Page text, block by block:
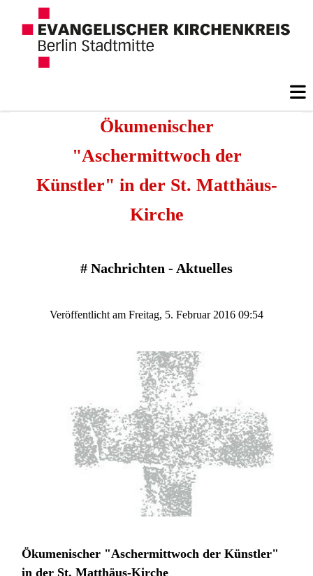
Ökumenischer
"Aschermittwoch der
Künstler" in der St. Matthäus-
Kirche
# Nachrichten - Aktuelles
Veröffentlicht am Freitag, 5. Februar 2016 09:54
Ökumenischer "Aschermittwoch der Künstler"
in der St. Matthäus-Kirche